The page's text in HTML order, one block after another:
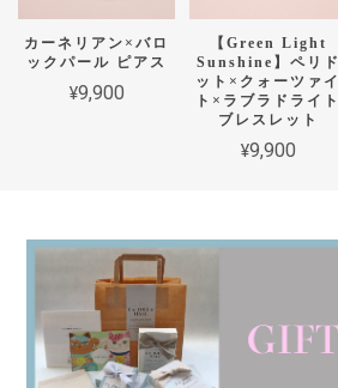
カーネリアン×バロ
ックパール ピアス
¥9,900
【Green Light
Sunshine】ペリド
ット×クォーツァイ
ト×ラブラドライト
ブレスレット
¥9,900